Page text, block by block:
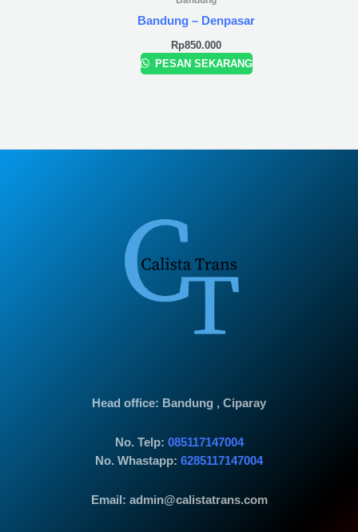
Bandung – Denpasar
Rp850.000
PESAN SEKARANG
Head office: Bandung , Ciparay
No. Telp: 085117147004
No. Whastapp: 6285117147004
Email: admin@calistatrans.com